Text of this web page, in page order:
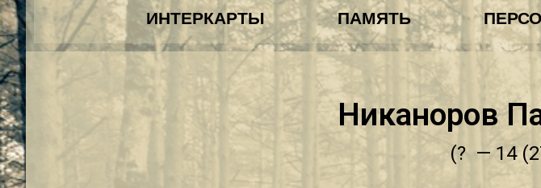
ИНТЕРКАРТЫ ПАМЯТЬ
Никаноров
(? — 14